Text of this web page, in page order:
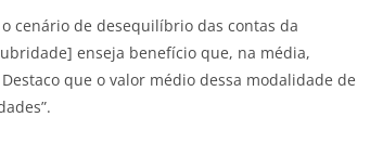
cenário de desequilíbrio das contas da
enseja benefício que, na média,
que o valor médio dessa modalidade de